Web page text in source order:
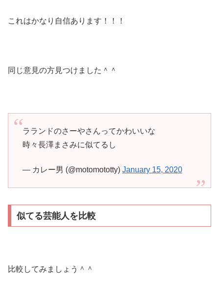
これはかなり自信あります！！！
同じ意見の方見つけました＾＾
ラランドのさーやさんってかわいいな
時々長澤まさみに似てるし
— カレー男 (@motomototty) January 15, 2020
似てる芸能人を比較
比較してみましょう＾＾